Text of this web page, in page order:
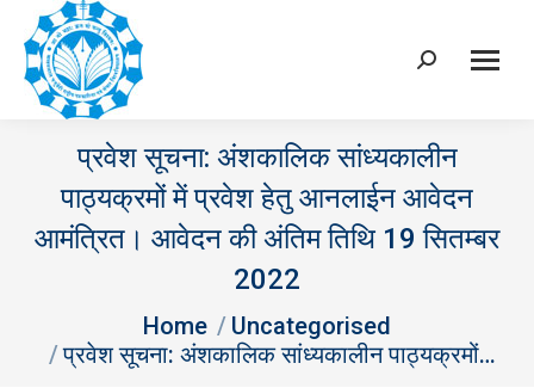
Search:
प्रवेश सूचना: अंशकालिक सांध्यकालीन
पाठ्यक्रमों में प्रवेश हेतु आनलाईन आवेदन
आमंत्रित। आवेदन की अंतिम तिथि 19 सितम्‍बर
2022
Home
Uncategorised
प्रवेश सूचना: अंशकालिक सांध्यकालीन पाठ्यक्रमों…